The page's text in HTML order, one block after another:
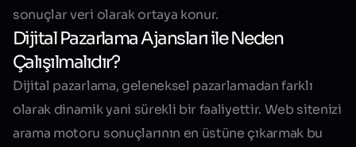
sonuçlar veri olarak ortaya konur.
Dijital Pazarlama Ajansları ile Neden
Çalışılmalıdır?
Dijital pazarlama, geleneksel pazarlamadan farklı
olarak dinamik yani sürekli bir faaliyettir. Web sitenizi
arama motoru sonuçlarının en üstüne çıkarmak bu